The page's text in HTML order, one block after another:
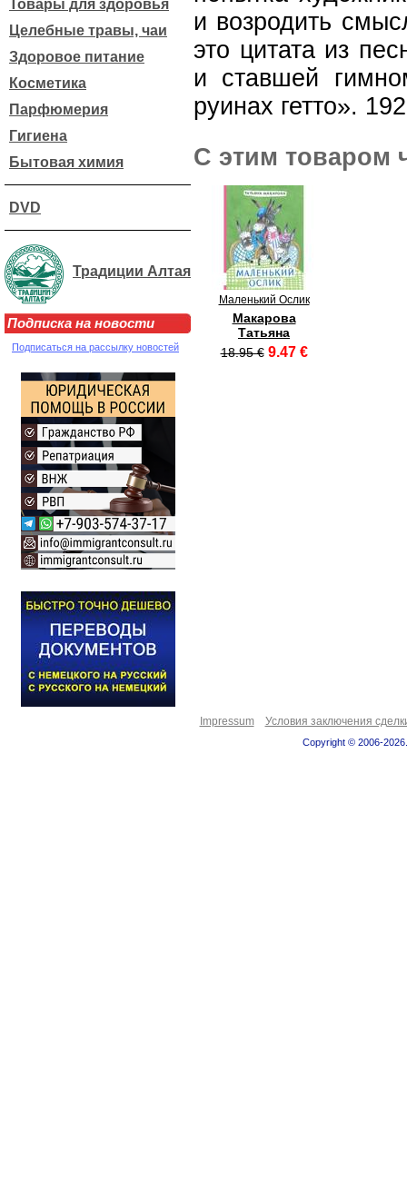
Товары для здоровья
Целебные травы, чаи
Здоровое питание
Косметика
Парфюмерия
Гигиена
Бытовая химия
DVD
Традиции Алтая
Подписка на новости
Подписаться на рассылку новостей
и возродить
это цитата из
и ставшей
руинах гетто».
С этим товаром
Маленький Ослик
Макарова
Татьяна
18.95 € 9.47 €
Impressum Условия заключения
Copyright © 2006-